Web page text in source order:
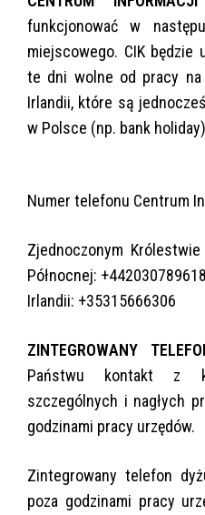
funkcjonować w
miejscowego. CIK będzie
te dni wolne od pracy
Irlandii, które są
w Polsce (np. bank
Numer telefonu Centrum
Zjednoczonym
Północnej: +442030789618
Irlandii: +35315666306
ZINTEGROWANY
Państwu kontakt z
szczególnych i nagłych
godzinami pracy urzędów.
Zintegrowany telefon
poza godzinami pracy